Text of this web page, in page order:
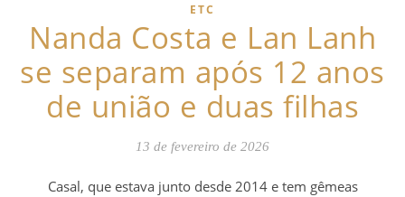
ETC
Nanda Costa e Lan Lanh
se separam após 12 anos
de união e duas filhas
13 de fevereiro de 2026
Casal, que estava junto desde 2014 e tem gêmeas